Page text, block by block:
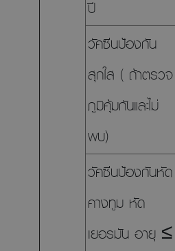
ปี
วัคซีนป้องกัน
สุกใส ( ถ้าตรวจ
ภูมิคุ้มกันและไม่
พบ)
วัคซีนป้องกันหัด
คางทูม หัด
เยอรมัน อายุ ≤